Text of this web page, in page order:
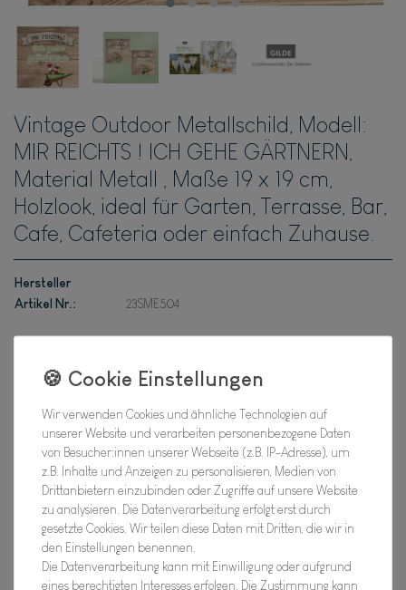
Vintage Outdoor Metallschild, Modell:
MIR REICHTS ! ICH GEHE GÄRTNERN,
Material Metall , Maße 19 x 19 cm,
Holzlook, ideal für Garten, Terrasse, Bar,
Cafe, Cafeteria oder einfach Zuhause.
Hersteller
Artikel Nr.:
23SME504
7,95 EUR*
Inhalt1Stück
Verfügbarkeit: Bald wieder für Dich da !
In den Warenkorb
Wunschliste
Wir verwenden Cookies und ähnliche Technologien auf
unserer Website und verarbeiten personenbezogene Daten
von Besucher:innen unserer Webseite (z.B. IP-Adresse), um
z.B. Inhalte und Anzeigen zu personalisieren, Medien von
Drittanbietern einzubinden oder Zugriffe auf unsere Website
zu analysieren. Die Datenverarbeitung erfolgt erst durch
gesetzte Cookies. Wir teilen diese Daten mit Dritten, die wir in
den Einstellungen benennen.
Die Datenverarbeitung kann mit Einwilligung oder aufgrund
eines berechtigten Interesses erfolgen. Die Zustimmung kann